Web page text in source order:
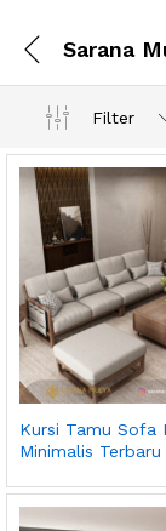
Sarana
Filter
Kursi Tamu Sofa
Minimalis Terbaru